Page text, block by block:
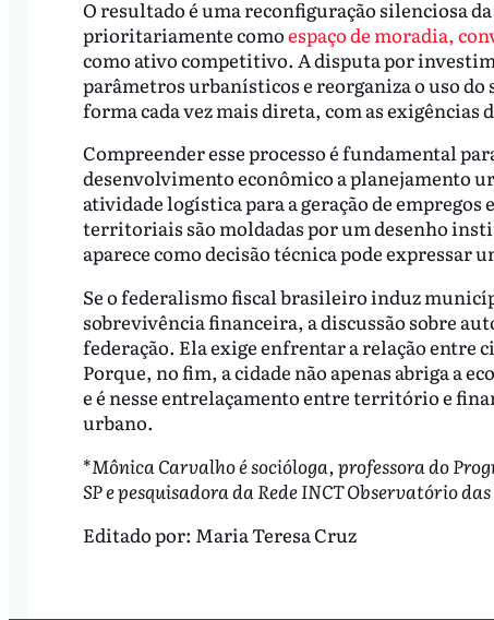
O resultado é uma reconfiguração silenciosa
prioritariamente comoespaço de moradia,
como ativo competitivo. A disputa por
parâmetros urbanísticos e reorganiza o uso
forma cada vez mais direta, com as exigências
Compreender esse processo é fundamental
desenvolvimento econômico a planejamento
atividade logística para a geração de empregos
territoriais são moldadas por um desenho
aparece como decisão técnica pode
Se o federalismo fiscal brasileiro induz
sobrevivência financeira, a discussão sobre
federação. Ela exige enfrentar a relação entre
Porque, no fim, a cidade não apenas abriga a
e é nesse entrelaçamento entre território e
urbano.
*Mônica Carvalho é socióloga, professora do
SP e pesquisadora da Rede INCT Observatório
Editado por: Maria Teresa Cruz